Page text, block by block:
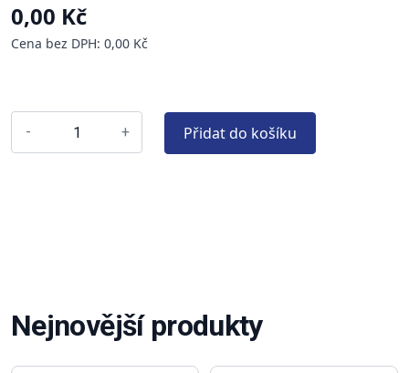
0,00 Kč
Cena bez DPH: 0,00 Kč
- + Přidat do košíku
Nejnovější produkty